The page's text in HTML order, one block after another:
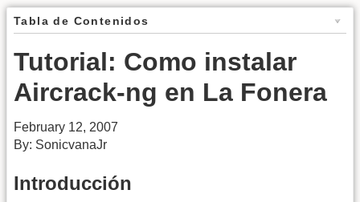
Tabla de Contenidos
Tutorial: Como instalar
Aircrack-ng en La Fonera
February 12, 2007
By: SonicvanaJr
Introducción